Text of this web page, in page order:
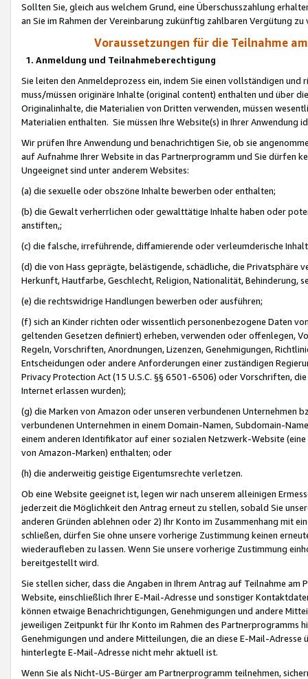
Sollten Sie, gleich aus welchem Grund, eine Überschusszahlung
an Sie im Rahmen der Vereinbarung zukünftig zahlbaren Vergütung zu
Voraussetzungen für die Teilnahme
1. Anmeldung und Teilnahmeberechtigung
Sie leiten den Anmeldeprozess ein, indem Sie einen vollständigen
muss/müssen originäre Inhalte (original content) enthalten und über
Originalinhalte, die Materialien von Dritten verwenden, müssen
Materialien enthalten. Sie müssen Ihre Website(s) in Ihrer Anwendung
Wir prüfen Ihre Anwendung und benachrichtigen Sie, ob sie
auf Aufnahme Ihrer Website in das Partnerprogramm und Sie dürfen
Ungeeignet sind unter anderem Websites:
(a) die sexuelle oder obszöne Inhalte bewerben oder enthalten;
(b) die Gewalt verherrlichen oder gewalttätige Inhalte haben oder
anstiften,;
(c) die falsche, irreführende, diffamierende oder verleumderische
(d) die von Hass geprägte, belästigende, schädliche, die Privatsphäre
Herkunft, Hautfarbe, Geschlecht, Religion, Nationalität, Behinderung,
(e) die rechtswidrige Handlungen bewerben oder ausführen;
(f) sich an Kinder richten oder wissentlich personenbezogene Daten
geltenden Gesetzen definiert) erheben, verwenden oder offenlegen,
Regeln, Vorschriften, Anordnungen, Lizenzen, Genehmigungen,
Entscheidungen oder andere Anforderungen einer zuständigen
Privacy Protection Act (15 U.S.C. §§ 6501-6506) oder Vorschriften,
Internet erlassen wurden);
(g) die Marken von Amazon oder unseren verbundenen Unternehmen
verbundenen Unternehmen in einem Domain-Namen, Subdomain-
einem anderen Identifikator auf einer sozialen Netzwerk-Website
von Amazon-Marken) enthalten; oder
(h) die anderweitig geistige Eigentumsrechte verletzen.
Ob eine Website geeignet ist, legen wir nach unserem alleinigen
jederzeit die Möglichkeit den Antrag erneut zu stellen, sobald Sie
anderen Gründen ablehnen oder 2) Ihr Konto im Zusammenhang mit
schließen, dürfen Sie ohne unsere vorherige Zustimmung keinen
wiederaufleben zu lassen. Wenn Sie unsere vorherige Zustimmung
bereitgestellt wird.
Sie stellen sicher, dass die Angaben in Ihrem Antrag auf Teilnahme
Website, einschließlich Ihrer E-Mail-Adresse und sonstiger
können etwaige Benachrichtigungen, Genehmigungen und andere
jeweiligen Zeitpunkt für Ihr Konto im Rahmen des Partnerprogramms
Genehmigungen und andere Mitteilungen, die an diese E-Mail-
hinterlegte E-Mail-Adresse nicht mehr aktuell ist.
Wenn Sie als Nicht-US-Bürger am Partnerprogramm teilnehmen,